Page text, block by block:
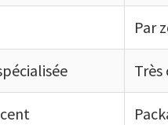
Par
Très